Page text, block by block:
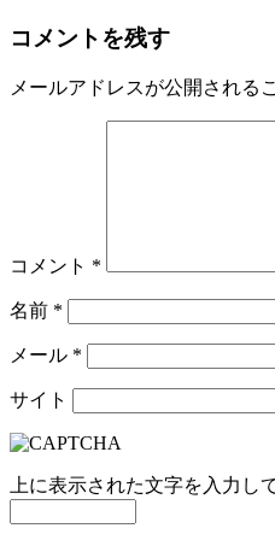
コメントを残す
メールアドレスが公開される
コメント *
名前 *
メール *
サイト
上に表示された文字を入力し